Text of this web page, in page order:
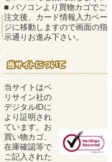
■ パソコンより買物カゴでご
注文後、カード情報入力ペー
ジに移動しますので画面の指
示通りお進み下さい。
当サイトはベ
リサイン社の
デジタルIDに
より証明され
ています。お
買い物カゴ、
在庫確認等で
ご記入された